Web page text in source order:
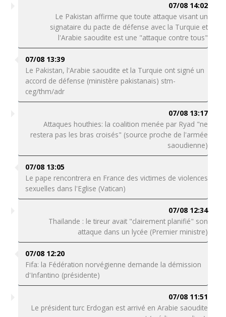
07/08 14:02
Le Pakistan affirme que toute attaque visant un
signataire du pacte de défense avec la Turquie et
l'Arabie saoudite est une "attaque contre tous"
07/08 13:39
Le Pakistan, l'Arabie saoudite et la Turquie ont signé un
accord de défense (ministère pakistanais) stm-
ceg/thm/adr
07/08 13:17
Attaques houthies: la coalition menée par Ryad "ne
restera pas les bras croisés" (source proche de l'armée
saoudienne)
07/08 13:05
Le pape rencontrera en France des victimes de violences
sexuelles dans l'Eglise (Vatican)
07/08 12:34
Thaïlande : le tireur avait "clairement planifié" son
attaque dans un lycée (Premier ministre)
07/08 12:20
Fifa: la Fédération norvégienne demande la démission
d'Infantino (présidente)
07/08 11:51
Le président turc Erdogan est arrivé en Arabie saoudite